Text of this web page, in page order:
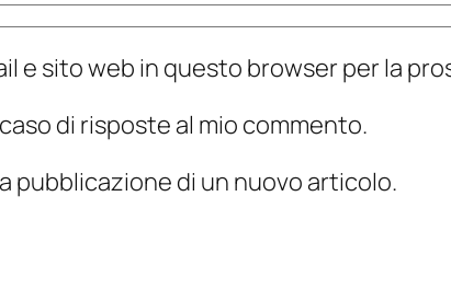
e sito web in questo browser per la
di risposte al mio commento.
pubblicazione di un nuovo articolo.